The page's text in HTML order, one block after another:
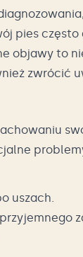
pies
objawy to
zwrócić
uszach.